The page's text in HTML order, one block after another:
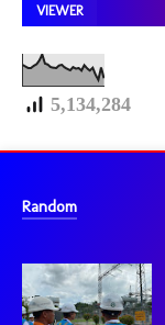
VIEWER
5,134,284
Random